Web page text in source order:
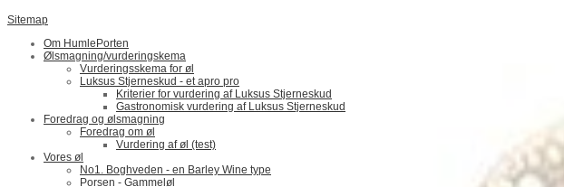
Sitemap
Om HumlePorten
Ølsmagning/vurderingskema
Vurderingsskema for øl
Luksus Stjerneskud - et apro pro
Kriterier for vurdering af Luksus Stjerneskud
Gastronomisk vurdering af Luksus Stjerneskud
Foredrag og ølsmagning
Foredrag om øl
Vurdering af øl (test)
Vores øl
No1. Boghveden - en Barley Wine type
Porsen - Gammeløl